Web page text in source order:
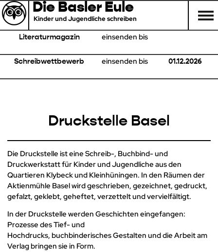
Die Basler Eule
Kinder und Jugendliche schreiben
Literaturmagazin einsenden bis
Schreibwettbewerb einsenden bis 01.12.2026
Druckstelle Basel
Die Druckstelle ist eine Schreib-, Buchbind- und
Druckwerkstatt für Kinder und Jugendliche aus den
Quartieren Klybeck und Kleinhüningen. In den Räumen der
Aktienmühle Basel wird geschrieben, gezeichnet, gedruckt,
gefalzt, geklebt, geheftet, verzettelt und vervielfältigt.
In der Druckstelle werden Geschichten eingefangen:
Prozesse des Tief- und
Hochdrucks, buchbinderisches Gestalten und die Arbeit am
Verlag bringen sie in Form.